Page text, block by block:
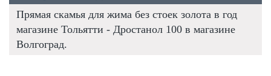
Прямая скамья для жима без стоек золота в год
магазине Тольятти - Дростанол 100 в магазине
Волгоград.